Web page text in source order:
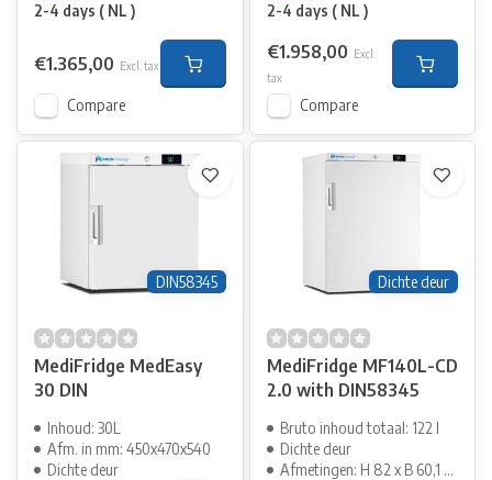
2-4 days ( NL )
€1.365,00 Excl. tax
Compare
2-4 days ( NL )
€1.958,00 Excl.
tax
Compare
DIN58345
MediFridge MedEasy
30 DIN
Inhoud: 30L
Afm. in mm: 450x470x540
Dichte deur
Dichte deur
MediFridge MF140L-CD
2.0 with DIN58345
Bruto inhoud totaal: 122 l
Dichte deur
Afmetingen: H 82 x B 60,1 cm